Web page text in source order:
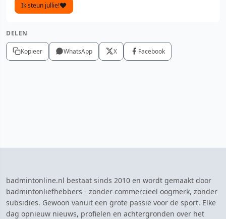
Ik steun jullie!
DELEN
Kopieer WhatsApp X Facebook
badmintonline.nl bestaat sinds 2010 en wordt gemaakt door
badmintonliefhebbers - zonder commercieel oogmerk, zonder
subsidies. Gewoon vanuit een grote passie voor de sport. Elke
dag opnieuw nieuws, profielen en achtergronden over het